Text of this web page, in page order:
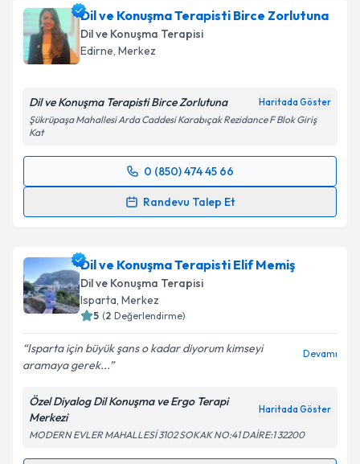
randevu almanız için bir takvim hazırlandığında e-
posta ile bilgilendireceğiz.
E-posta Adresiniz
Metni'ni okudum ve kişisel verilerimin belirtilen
kapsamda işlenmesini kabul ediyorum.
Dil ve Konuşma Terapisti Birce Zorlutuna
Dil ve Konuşma Terapisi
Edirne, Merkez
Dil ve Konuşma Terapisti Birce Zorlutuna Haritada Göster
Şükrüpaşa Mahallesi Arda Caddesi Karabıçak Rezidance F Blok Giriş
Kat
0 (850) 474 45 66
Randevu Talep Et
Randevu Takvimi Talebi
randevu almanız için bir takvim hazırlandığında e-
posta ile bilgilendireceğiz.
E-posta Adresiniz
Metni 'ni okudum ve kişisel verilerimin belirtilen
Dil ve Konuşma Terapisti Elif Memiş
Dil ve Konuşma Terapisi
Isparta, Merkez
5 (2 Değerlendirme)
Isparta için büyük şans o kadar diyorum kimseyi
aramaya gerek...
Devamı
Özel Diyalog Dil Konuşma ve Ergo Terapi
Merkezi
Haritada Göster
MODERN EVLER MAHALLESİ 3102 SOKAK NO:41 DAİRE:1 32200